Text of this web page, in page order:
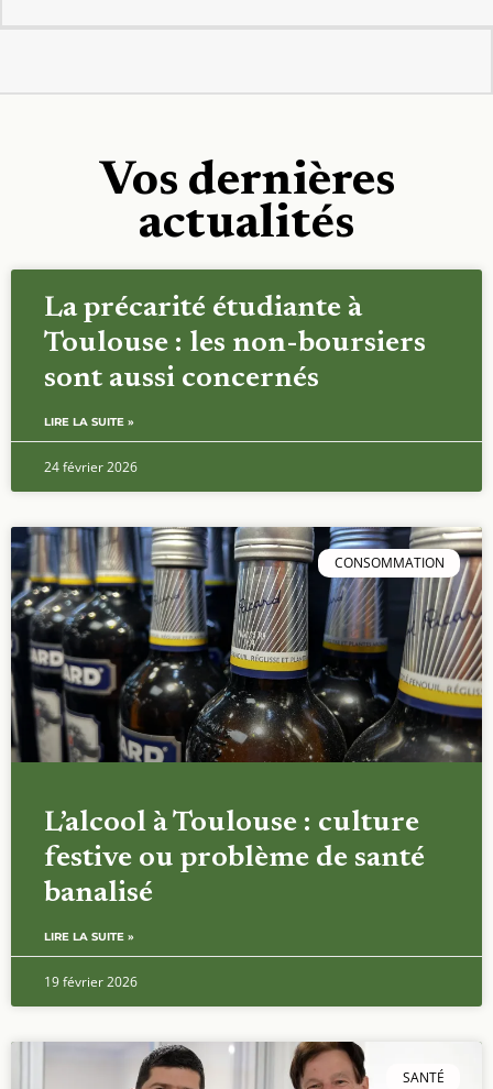
Vos dernières
actualités
La précarité étudiante à
Toulouse : les non-boursiers
sont aussi concernés
LIRE LA SUITE »
24 février 2026
CONSOMMATION
L’alcool à Toulouse : culture
festive ou problème de santé
banalisé
LIRE LA SUITE »
19 février 2026
SANTÉ